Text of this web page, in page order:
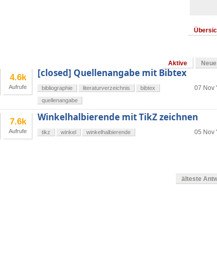
Aktive
4.6k
Aufrufe
[closed] Quellenangabe mit Bibtex
07 Nov
bibliographie literaturverzeichnis
bibtex
quellenangabe
7.6k
Aufrufe
Winkelhalbierende mit TikZ zeichnen
05 Nov
tikz winkel winkelhalbierende
älteste